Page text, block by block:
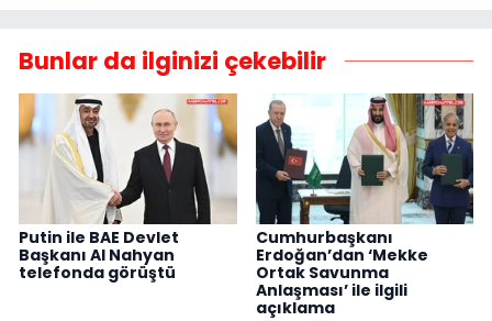
Bunlar da ilginizi çekebilir
Putin ile BAE Devlet
Başkanı Al Nahyan
telefonda görüştü
Cumhurbaşkanı
Erdoğan’dan ‘Mekke
Ortak Savunma
Anlaşması’ ile ilgili
açıklama